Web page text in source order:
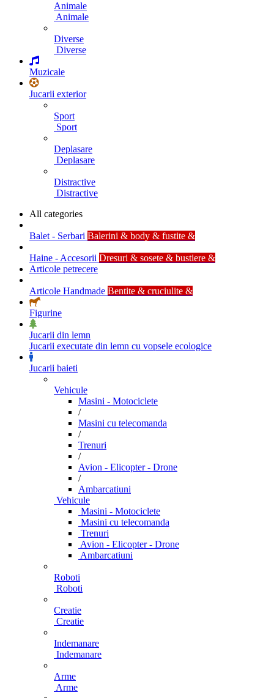
Animale
Animale
Diverse
Diverse
Muzicale
Jucarii exterior
Sport
Sport
Deplasare
Deplasare
Distractive
Distractive
All categories
Balet - Serbari Balerini & body & fustite &
Haine - Accesorii Dresuri & sosete & bustiere &
Articole petrecere
Articole Handmade Bentite & cruciulite &
Figurine
Jucarii din lemn
Jucarii executate din lemn cu vopsele ecologice
Jucarii baieti
Vehicule
Masini - Motociclete
/
Masini cu telecomanda
/
Trenuri
/
Avion - Elicopter - Drone
/
Ambarcatiuni
Vehicule
Masini - Motociclete
Masini cu telecomanda
Trenuri
Avion - Elicopter - Drone
Ambarcatiuni
Roboti
Roboti
Creatie
Creatie
Indemanare
Indemanare
Arme
Arme